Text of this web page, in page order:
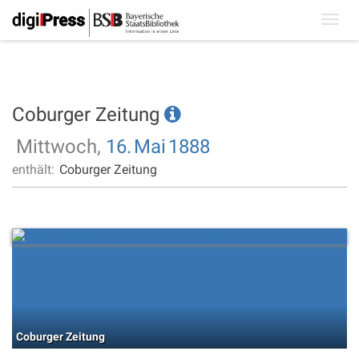
Coburger Zeitung
Mittwoch, 16. Mai 1888
enthält: Coburger Zeitung
Coburger Zeitung